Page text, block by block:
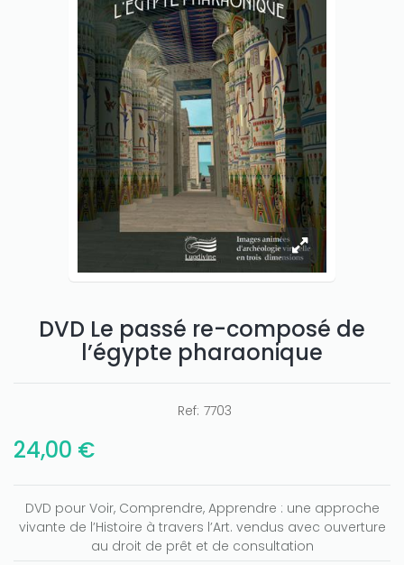
DVD Le passé re-composé de
l’égypte pharaonique
Ref: 7703
24,00 €
DVD pour Voir, Comprendre, Apprendre : une approche
vivante de l’Histoire à travers l’Art. vendus avec ouverture
au droit de prêt et de consultation